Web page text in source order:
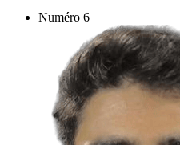
Numéro 6